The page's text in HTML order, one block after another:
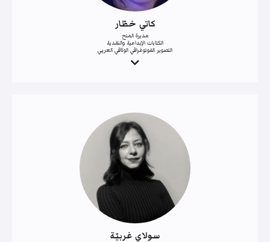
كاتي خطّار
مديرة المنح
الكتابات الإبداعية والنقدية
التصوير الفوتوغرافي الوثاقي العربي
سولاي غربيّة